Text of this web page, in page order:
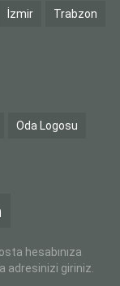
İzmir Trabzon
Oda Logosu
hesabınıza
adresinizi giriniz.